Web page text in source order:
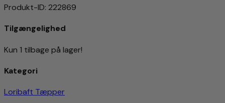
Produkt-ID: 222869
Tilgængelighed
Kun 1 tilbage på lager!
Kategori
Loribaft Tæpper